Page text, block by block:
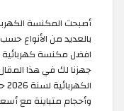
أصبحت المكنسة
بالعديد من الأنواع
افضل مكنسة
وأحجام متباينة مع